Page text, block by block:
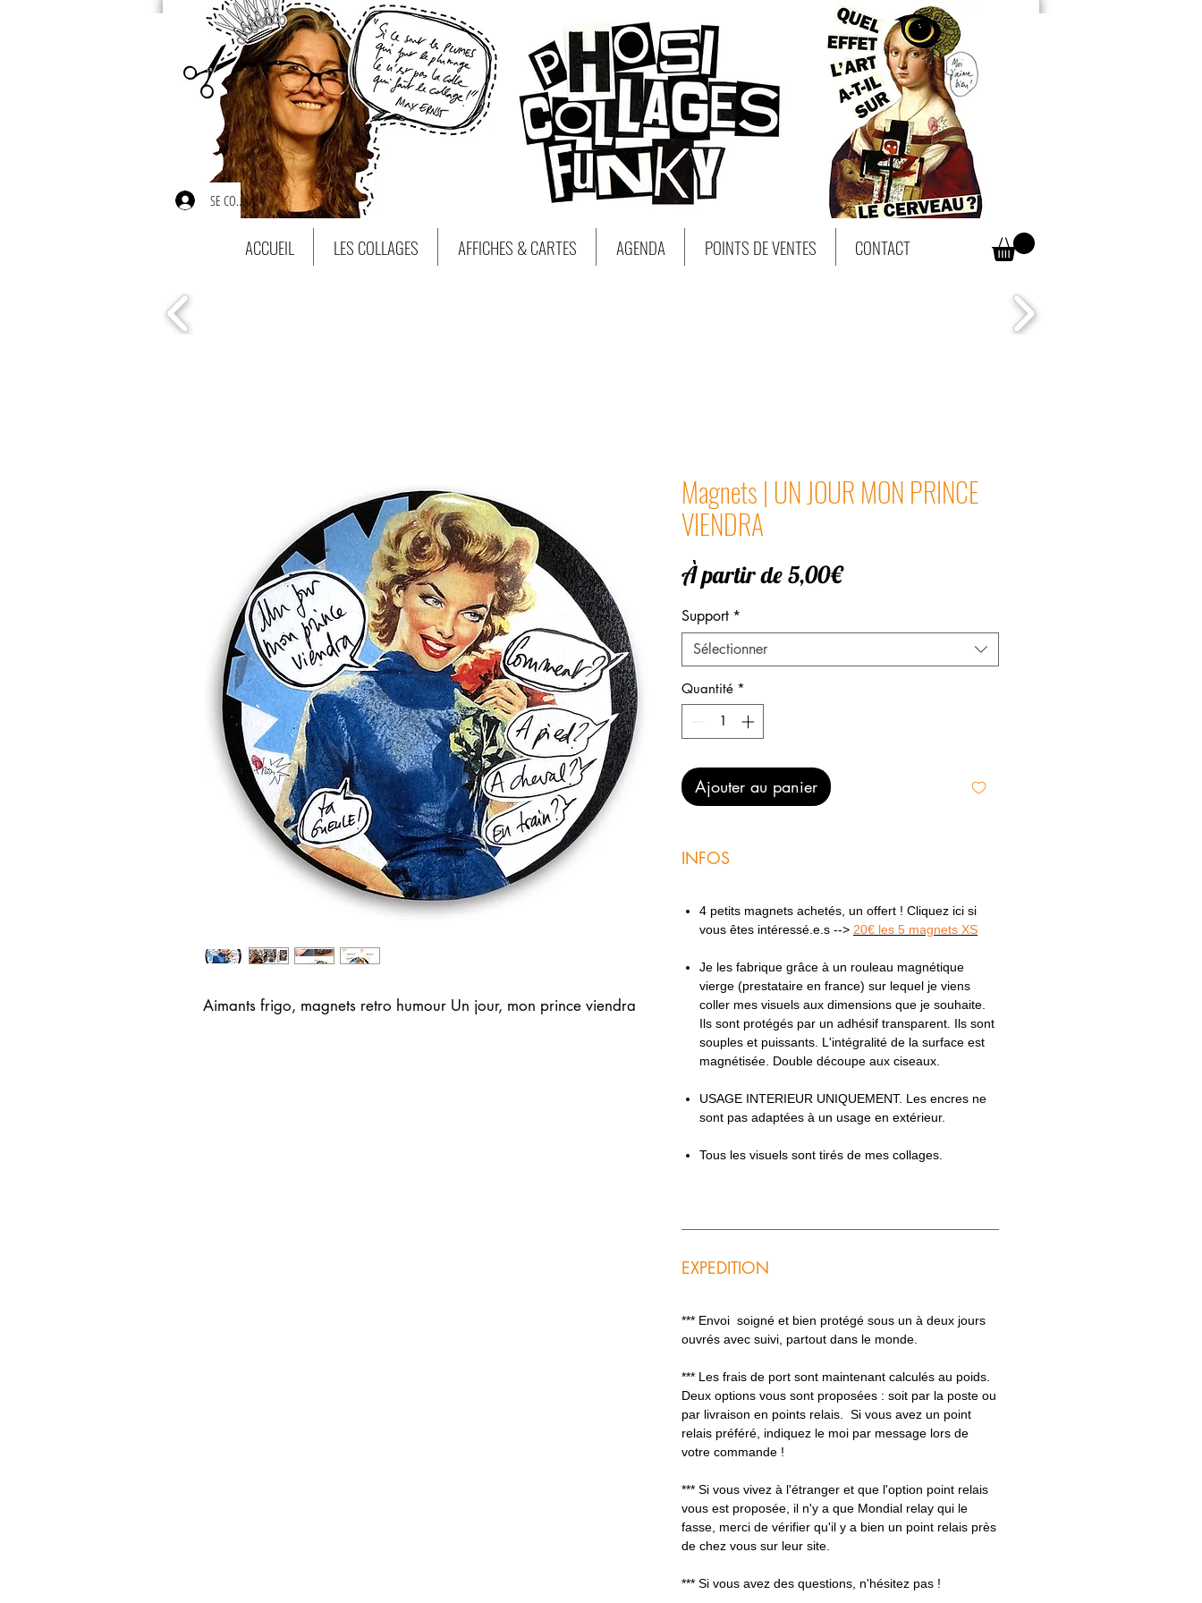
SE CONNECTER
ACCUEIL LES COLLAGES AFFICHES & CARTES AGENDA POINTS DE VENTES CONTACT
Aimants frigo, magnets retro humour Un jour, mon prince viendra
Magnets | UN JOUR MON PRINCE
VIENDRA
À partir de5,00€Prix
Support *
Sélectionner
Quantité *
Ajouter au panier
INFOS
4 petits magnets achetés, un offert ! Cliquez ici si
vous êtes intéressé.e.s --> 20€ les 5 magnets XS
Je les fabrique grâce à un rouleau magnétique
vierge (prestataire en france) sur lequel je viens
coller mes visuels aux dimensions que je souhaite.
Ils sont protégés par un adhésif transparent. Ils sont
souples et puissants. L'intégralité de la surface est
magnétisée. Double découpe aux ciseaux.
USAGE INTERIEUR UNIQUEMENT. Les encres ne
sont pas adaptées à un usage en extérieur.
Tous les visuels sont tirés de mes collages.
EXPEDITION
*** Envoi soigné et bien protégé sous un à deux jours
ouvrés avec suivi, partout dans le monde.
*** Les frais de port sont maintenant calculés au poids.
Deux options vous sont proposées : soit par la poste ou
par livraison en points relais. Si vous avez un point
relais préféré, indiquez le moi par message lors de
votre commande !
*** Si vous vivez à l'étranger et que l'option point relais
vous est proposée, il n'y a que Mondial relay qui le
fasse, merci de vérifier qu'il y a bien un point relais près
de chez vous sur leur site.
*** Si vous avez des questions, n'hésitez pas !